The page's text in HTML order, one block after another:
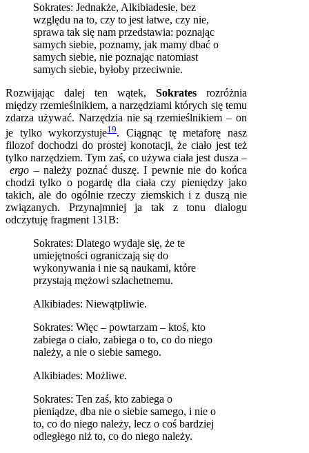
Sokrates: Jednakże, Alkibiadesie, bez
względu na to, czy to jest łatwe, czy nie,
sprawa tak się nam przedstawia: poznając
samych siebie, poznamy, jak mamy dbać o
samych siebie, nie poznając natomiast
samych siebie, byłoby przeciwnie.
Rozwijając dalej ten wątek, Sokrates rozróżnia
między rzemieślnikiem, a narzędziami których się temu
zdarza używać. Narzędzia nie są rzemieślnikiem – on
je tylko wykorzystuje19. Ciągnąc tę metaforę nasz
filozof dochodzi do prostej konotacji, że ciało jest też
tylko narzędziem. Tym zaś, co używa ciała jest dusza –
ergo – należy poznać duszę. I pewnie nie do końca
chodzi tylko o pogardę dla ciała czy pieniędzy jako
takich, ale do ogólnie rzeczy ziemskich i z duszą nie
związanych. Przynajmniej ja tak z tonu dialogu
odczytuję fragment 131B:
Sokrates: Dlatego wydaje się, że te
umiejętności ograniczają się do
wykonywania i nie są naukami, które
przystają mężowi szlachetnemu.
Alkibiades: Niewątpliwie.
Sokrates: Więc – powtarzam – ktoś, kto
zabiega o ciało, zabiega o to, co do niego
należy, a nie o siebie samego.
Alkibiades: Możliwe.
Sokrates: Ten zaś, kto zabiega o
pieniądze, dba nie o siebie samego, i nie o
to, co do niego należy, lecz o coś bardziej
odległego niż to, co do niego należy.